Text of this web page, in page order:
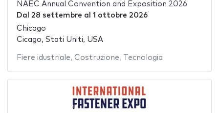
NAEC Annual Convention and Exposition 2026
Dal 28 settembre al 1 ottobre 2026
Chicago
Cicago, Stati Uniti, USA
Fiere idustriale, Costruzione, Tecnologia